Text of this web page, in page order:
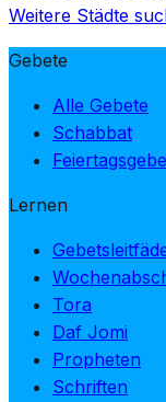
Weitere Städte
Gebete
Alle Gebete
Schabbat
Lernen
Tora
Daf Jomi
Propheten
Schriften